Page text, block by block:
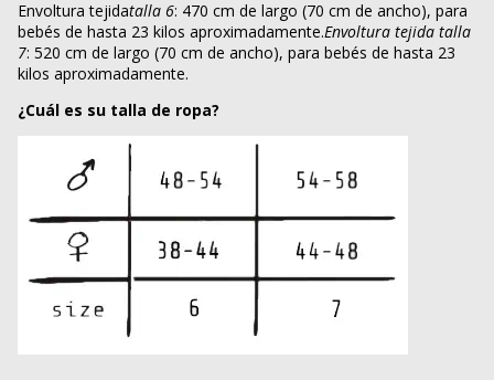
Envoltura tejidatalla 6: 470 cm de largo (70 cm de ancho), para
bebés de hasta 23 kilos aproximadamente.Envoltura tejida talla
7: 520 cm de largo (70 cm de ancho), para bebés de hasta 23
kilos aproximadamente.
¿Cuál es su talla de ropa?